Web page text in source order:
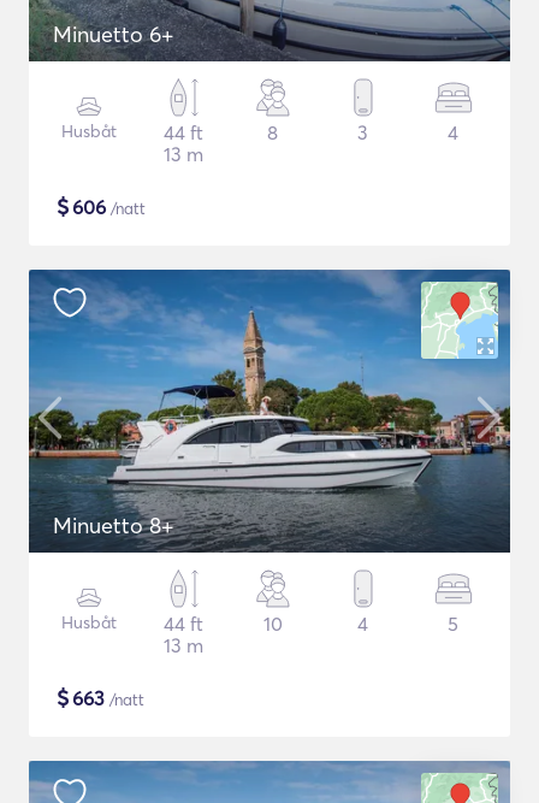
Minuetto 6+
Husbåt
44 ft
13 m
8 3 4
$606 /natt
Minuetto 8+
Husbåt
44 ft
13 m
10 4 5
$663 /natt